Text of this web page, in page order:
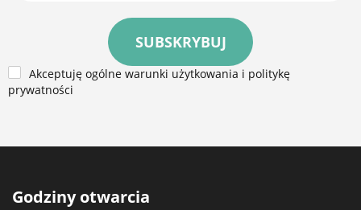
SUBSKRYBUJ
Akceptuję ogólne warunki użytkowania i politykę
prywatności
Godziny otwarcia